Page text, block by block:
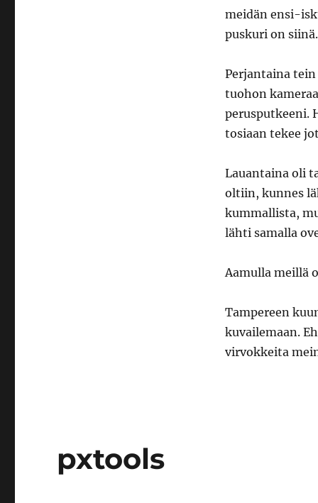
meidän ensi-
puskuri on
Perjantaina
tuohon
perusputkeeni.
tosiaan tekee
Lauantaina oli
oltiin, kunnes
kummallista,
lähti samalla
Aamulla meillä
Tampereen
kuvailemaan.
virvokkeita
pxtools